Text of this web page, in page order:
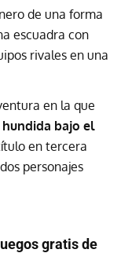
de una forma
escuadra con
rivales en una
en la que
bajo el
en tercera
personajes
gratis de